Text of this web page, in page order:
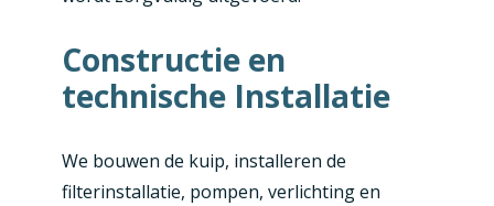
Constructie en
technische Installatie
We bouwen de kuip, installeren de
filterinstallatie, pompen, verlichting en